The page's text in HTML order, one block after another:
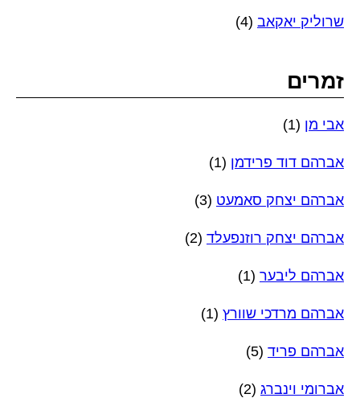
שרוליק יאקאב (4)
זמרים
אבי מן (1)
אברהם דוד פרידמן (1)
אברהם יצחק סאמעט (3)
אברהם יצחק רוזנפעלד (2)
אברהם ליבער (1)
אברהם מרדכי שוורץ (1)
אברהם פריד (5)
אברומי וינברג (2)